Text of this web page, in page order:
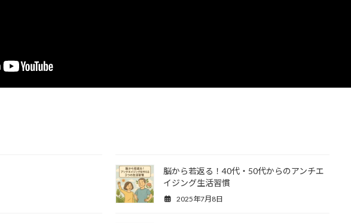
脳から若返る！40代・50代からのアンチエ
イジング生活習慣
2025年7月8日